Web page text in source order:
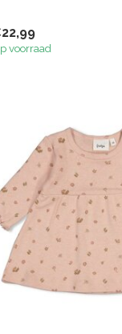
voorraad